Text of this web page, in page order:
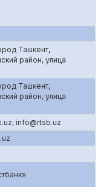
Ташкент,
район, улица
Ташкент,
район, улица
info@rtsb.uz